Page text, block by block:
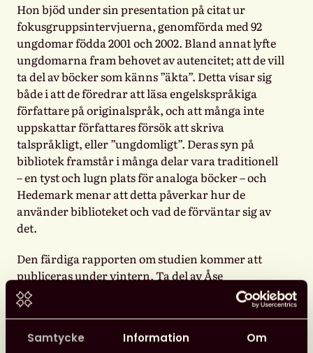
Samtycke Information Om
Hon bjöd under sin presentation på citat ur
fokusgruppsintervjuerna, genomförda med 92
ungdomar födda 2001 och 2002. Bland annat lyfte
ungdomarna fram behovet av autencitet; att de vill
ta del av böcker som känns ”äkta”. Detta visar sig
både i att de föredrar att läsa engelskspråkiga
författare på originalspråk, och att många inte
uppskattar författares försök att skriva
talspråkligt, eller ”ungdomligt”. Deras syn på
bibliotek framstår i många delar vara traditionell
– en tyst och lugn plats för analoga böcker – och
Hedemark menar att detta påverkar hur de
använder biblioteket och vad de förväntar sig av
det.
Den färdiga rapporten om studien kommer att
publiceras under vintern. Ta del av Åse
Hedemarks presentationsmaterial från
konferensen, och läs också vår intervju med
Intervju: ”Unga berättar – en första inblick i ny